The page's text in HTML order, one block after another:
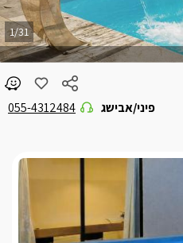
פיני/אבישג 055-4312484
1/31